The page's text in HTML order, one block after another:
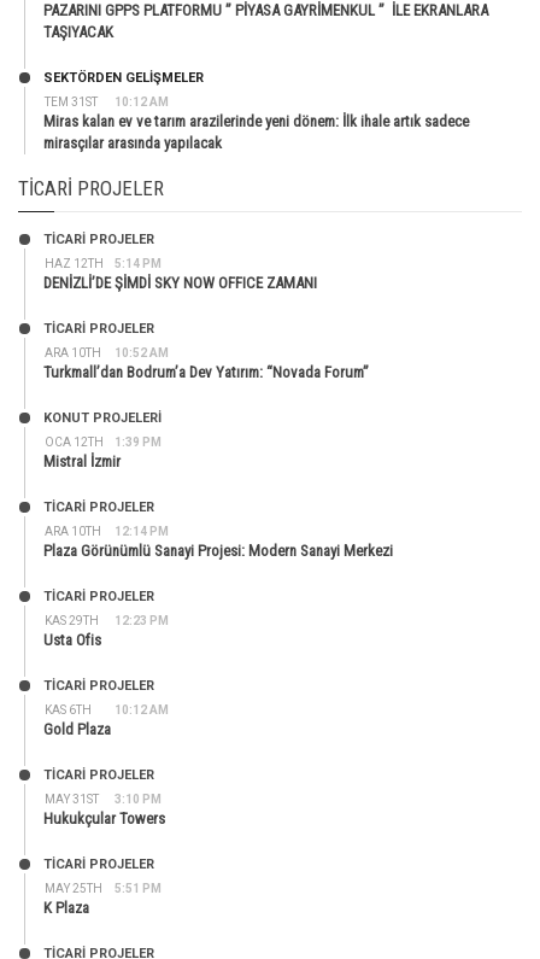
PAZARINI GPPS PLATFORMU ” PİYASA GAYRİMENKUL ” İLE EKRANLARA
TAŞIYACAK
TEM 31ST 10:12 AM
SEKTÖRDEN GELIŞMELER
Miras kalan ev ve tarım arazilerinde yeni dönem: İlk ihale artık sadece
mirasçılar arasında yapılacak
TICARI PROJELER
HAZ 12TH 5:14 PM
TİCARİ PROJELER
DENİZLİ’DE ŞİMDİ SKY NOW OFFICE ZAMANI
ARA 10TH 10:52 AM
TİCARİ PROJELER
Turkmall’dan Bodrum’a Dev Yatırım: “Novada Forum”
OCA 12TH 1:39 PM
KONUT PROJELERI
Mistral İzmir
ARA 10TH 12:14 PM
TİCARİ PROJELER
Plaza Görünümlü Sanayi Projesi: Modern Sanayi Merkezi
KAS 29TH 12:23 PM
TİCARİ PROJELER
Usta Ofis
KAS 6TH 10:12 AM
TİCARİ PROJELER
Gold Plaza
MAY 31ST 3:10 PM
TİCARİ PROJELER
Hukukçular Towers
MAY 25TH 5:51 PM
TİCARİ PROJELER
K Plaza
TİCARİ PROJELER